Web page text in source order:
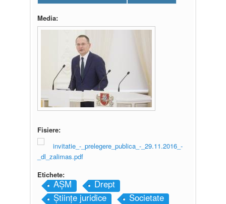
Media:
Fisiere:
invitatie_-_prelegere_publica_-_29.11.2016_-
_dl_zalimas.pdf
Etichete:
AȘM
Drept
Științe juridice
Societate